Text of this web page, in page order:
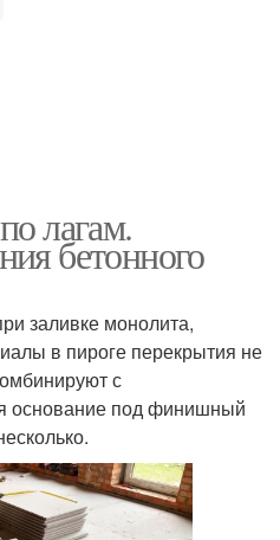
лагам.
бетонного
заливке монолита,
в пироге перекрытия не
с
основание под финишный